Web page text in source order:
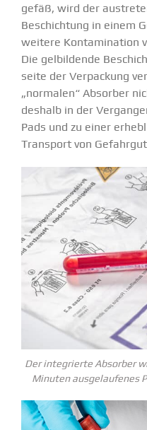
gefäß, wird der
Beschichtung in einem
weitere Konta­mi­nation
Die gelbil­dende
seite der Verpa­ckung
„normalen“ Absorber
deshalb in der
Pads und zu einer
Transport von
Der integrierte Absorber
Minuten ausge­lau­fenes